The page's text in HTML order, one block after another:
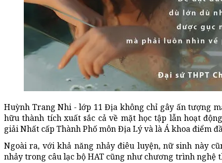
Huỳnh Trang Nhi - lớp 11 Địa không chỉ gây ấn tượng
hữu thành tích xuất sắc cả về mặt học tập lẫn hoạt
giải Nhất cấp Thành Phố môn Địa Lý và là Á khoa điểm
Ngoài ra, với khả năng nhảy điêu luyện, nữ sinh này
nhảy trong câu lạc bộ HAT cũng như chương trình nghệ